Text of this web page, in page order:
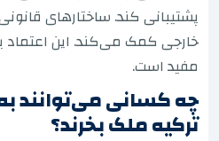
پشتیبانی کند. ساختارهای
خارجی کمک می‌کند. این اعتماد
مفید است.
چه کسانی می‌توانند
ترکیه ملک بخرند؟